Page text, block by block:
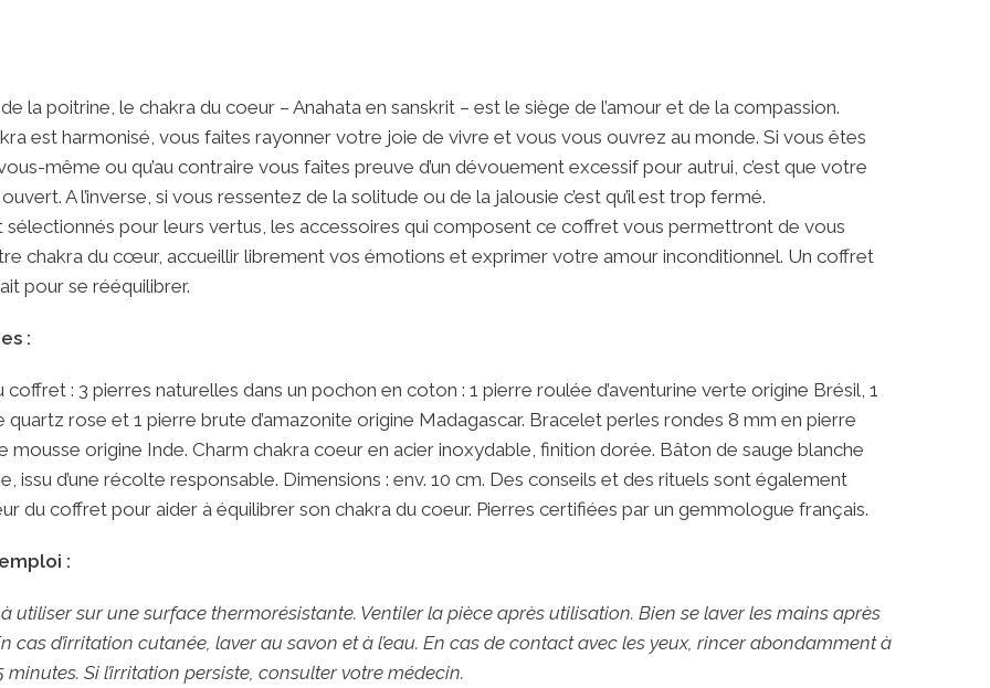
la poitrine, le chakra du coeur – Anahata en sanskrit – est le siège de l’amour et de la compassion.
est harmonisé, vous faites rayonner votre joie de vivre et vous vous ouvrez au monde. Si vous êtes
même ou qu’au contraire vous faites preuve d’un dévouement excessif pour autrui, c’est que votre
A l’inverse, si vous ressentez de la solitude ou de la jalousie c’est qu’il est trop fermé.
sélectionnés pour leurs vertus, les accessoires qui composent ce coffret vous permettront de vous
chakra du cœur, accueillir librement vos émotions et exprimer votre amour inconditionnel. Un coffret
pour se rééquilibrer.
:
: 3 pierres naturelles dans un pochon en coton : 1 pierre roulée d’aventurine verte origine Brésil, 1
quartz rose et 1 pierre brute d’amazonite origine Madagascar. Bracelet perles rondes 8 mm en pierre
mousse origine Inde. Charm chakra coeur en acier inoxydable, finition dorée. Bâton de sauge blanche
issu d’une récolte responsable. Dimensions : env. 10 cm. Des conseils et des rituels sont également
du coffret pour aider à équilibrer son chakra du coeur. Pierres certifiées par un gemmologue français.
:
utiliser sur une surface thermorésistante. Ventiler la pièce après utilisation. Bien se laver les mains après
cas d’irritation cutanée, laver au savon et à l’eau. En cas de contact avec les yeux, rincer abondamment à
minutes. Si l’irritation persiste, consulter votre médecin.